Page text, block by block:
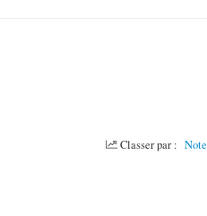
Classer par : Note